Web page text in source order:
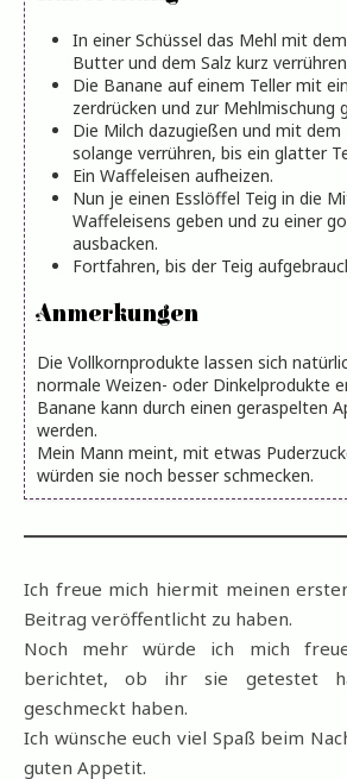
In einer Schüssel das Mehl mit dem Grieß, dem Ei, der
Butter und dem Salz kurz
Die Banane auf einem Teller mit einer Gabel
zerdrücken und zur Mehlmischung
Die Milch dazugießen und mit dem Handrührgerät
solange verrühren, bis ein glatter
Ein Waffeleisen aufheizen.
Nun je einen Esslöffel Teig in die Mitte des
Waffeleisens geben und zu einer
ausbacken.
Fortfahren, bis der Teig
Anmerkungen
Die Vollkornprodukte lassen sich natürlich auch durch
normale Weizen- oder Dinkelprodukte
Banane kann durch einen geraspelten
werden.
Mein Mann meint, mit etwas Puderzucker bestreut,
würden sie noch besser schmecken.
Ich freue mich hiermit meinen
Beitrag veröffentlicht zu haben.
Noch mehr würde ich mich
berichtet, ob ihr sie getestet
geschmeckt haben.
Ich wünsche euch viel Spaß beim
guten Appetit.